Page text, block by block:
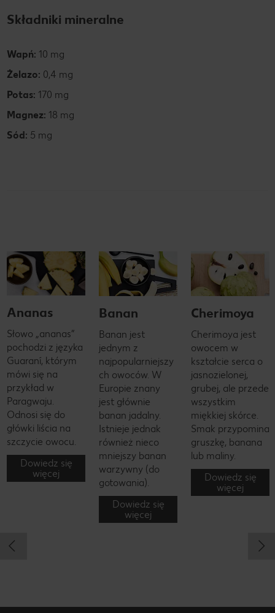
Składniki mineralne
Wapń: 10 mg
Żelazo: 0,4 mg
Potas: 170 mg
Magnez: 18 mg
Sód: 5 mg
Ananas
Słowo „ananas”
pochodzi z języka
Guaraní, którym
mówi się na
przykład w
Paragwaju.
Odnosi się do
główki liścia na
szczycie owocu.
Dowiedz się
więcej
Banan
Banan jest
jednym z
najpopularniejszy
ch owoców. W
Europie znany
jest głównie
banan jadalny.
Istnieje jednak
również nieco
mniejszy banan
warzywny (do
gotowania).
Dowiedz się
więcej
Cherimoya
Cherimoya jest
owocem w
kształcie serca o
jasnozielonej,
grubej, ale przede
wszystkim
miękkiej skórce.
Smak przypomina
gruszkę, banana
lub maliny.
Dowiedz się
więcej